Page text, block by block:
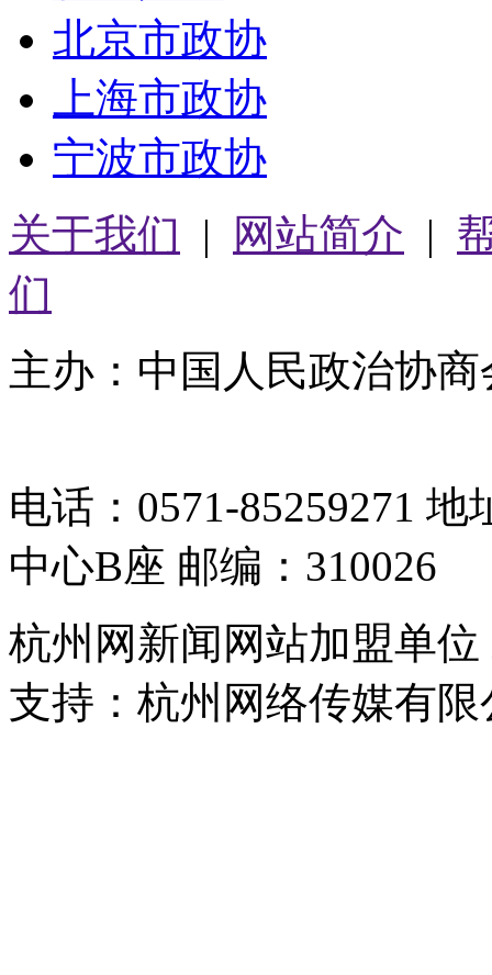
北京市政协
上海市政协
宁波市政协
关于我们 | 网站简介 |
们
主办：中国人民政治协
电话：0571-85259271
中心B座 邮编：310026
杭州网新闻网站加盟单
支持：杭州网络传媒有限